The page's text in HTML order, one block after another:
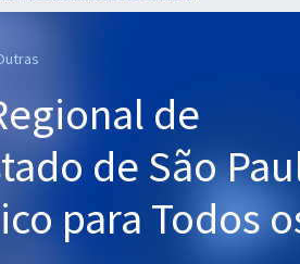
de
de São
para Todos